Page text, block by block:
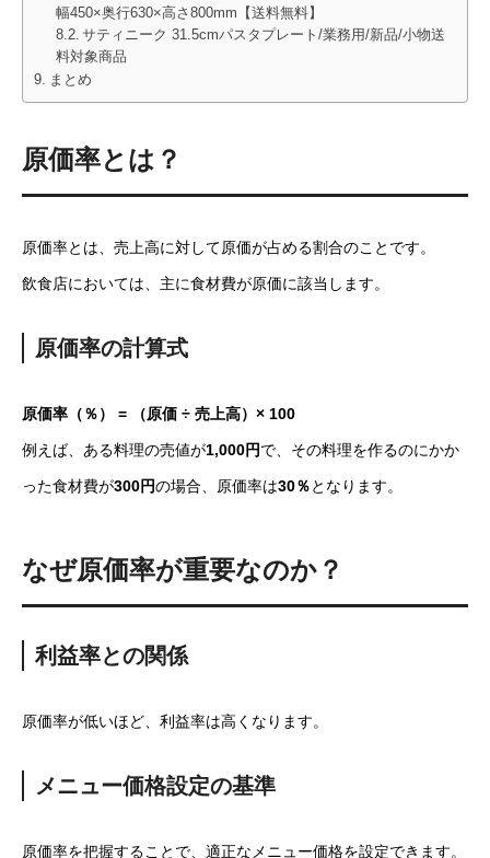
幅450×奥行630×高さ800mm【送料無料】
サティニーク 31.5cmパスタプレート/業務用/新品/小物送
料対象商品
まとめ
原価率とは？
原価率とは、売上高に対して原価が占める割合のことです。
飲食店においては、主に食材費が原価に該当します。
原価率の計算式
原価率（％） = （原価 ÷ 売上高）× 100
例えば、ある料理の売値が1,000円で、その料理を作るのにかか
った食材費が300円の場合、原価率は30％となります。
なぜ原価率が重要なのか？
利益率との関係
原価率が低いほど、利益率は高くなります。
メニュー価格設定の基準
原価率を把握することで、適正なメニュー価格を設定できます。